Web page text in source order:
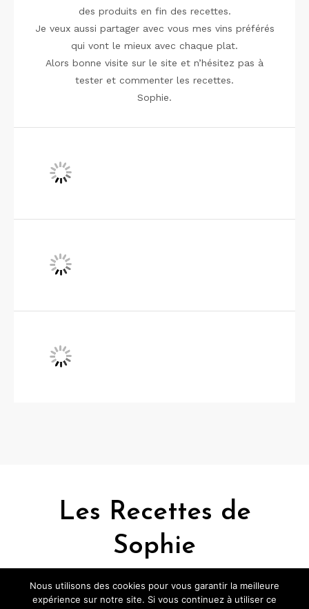
des produits en fin des recettes.
Je veux aussi partager avec vous mes vins préférés
qui vont le mieux avec chaque plat.
Alors bonne visite sur le site et n’hésitez pas à
tester et commenter les recettes.
Sophie.
Les Recettes de
Sophie
Nous utilisons des cookies pour vous garantir la meilleure
expérience sur notre site. Si vous continuez à utiliser ce